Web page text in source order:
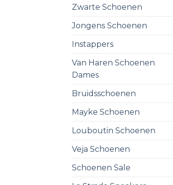
Zwarte Schoenen
Jongens Schoenen
Instappers
Van Haren Schoenen
Dames
Bruidsschoenen
Mayke Schoenen
Louboutin Schoenen
Veja Schoenen
Schoenen Sale